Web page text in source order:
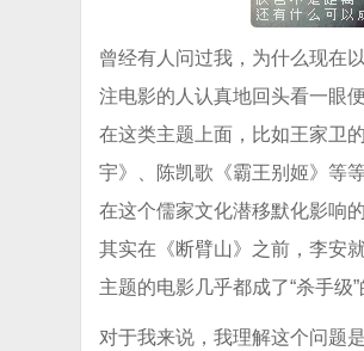
曾经有人问过我，为什么现在
注电影的人认真地回头看一眼
在这类主题上面，比如王家卫
宇》、陈凯歌《霸王别姬》等
在这个儒家文化潜移默化影响
其实在《断臂山》之前，李安
主题的电影几乎都成了“杀手级
对于我来说，我理解这个问题